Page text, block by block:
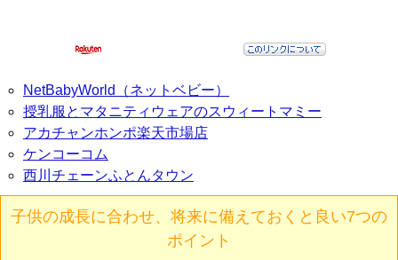
NetBabyWorld（ネットベビー）
授乳服とマタニティウェアのスウィートマミー
アカチャンホンポ楽天市場店
ケンコーコム
西川チェーンふとんタウン
子供の成長に合わせ、将来に備えておくと良い7つの
ポイント